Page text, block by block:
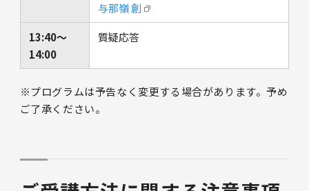
与那嶺 創
13:40～
14:00
質疑応答
※プログラムは予告なく変更する場合があります。予め
ご了承ください。